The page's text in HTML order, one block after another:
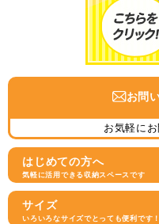
お問
お気軽にお
はじめての方へ
気軽に活用できる収納スペースです
サイズ
いろいろなサイズでとっても便利です！